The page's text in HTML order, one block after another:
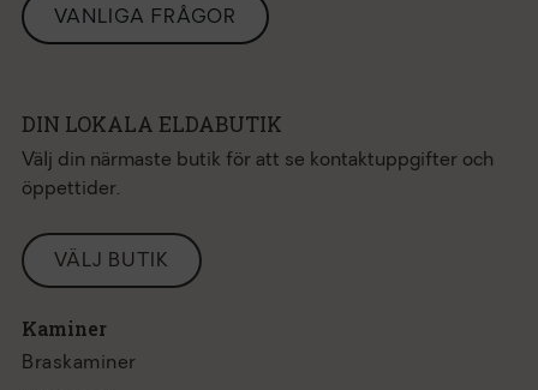
VANLIGA FRÅGOR
DIN LOKALA ELDABUTIK
Välj din närmaste butik för att se kontaktuppgifter och
öppettider.
VÄLJ BUTIK
Kaminer
Braskaminer